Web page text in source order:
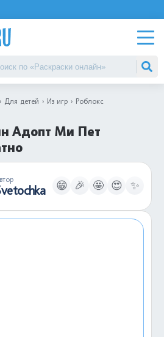
Для детей Из игр
Роблокс
Адопт Ми Пет
😁 🎉 🤩 😍 ✨